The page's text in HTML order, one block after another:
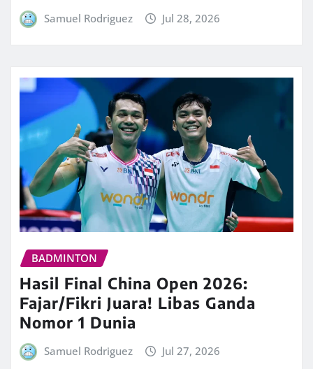
Samuel Rodriguez Jul 28, 2026
BADMINTON
Hasil Final China Open 2026:
Fajar/Fikri Juara! Libas Ganda
Nomor 1 Dunia
Samuel Rodriguez Jul 27, 2026